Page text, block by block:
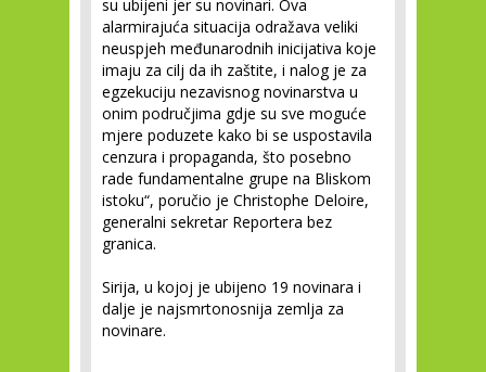
su ubijeni jer su novinari. Ova
alarmirajuća situacija odražava veliki
neuspjeh međunarodnih inicijativa koje
imaju za cilj da ih zaštite, i nalog je za
egzekuciju nezavisnog novinarstva u
onim područjima gdje su sve moguće
mjere poduzete kako bi se uspostavila
cenzura i propaganda, što posebno
rade fundamentalne grupe na Bliskom
istoku“, poručio je Christophe Deloire,
generalni sekretar Reportera bez
granica.
Sirija, u kojoj je ubijeno 19 novinara i
dalje je najsmrtonosnija zemlja za
novinare.